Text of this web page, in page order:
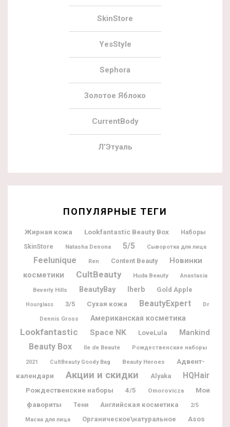
SkinStore
YesStyle
Sephora
Золотое Яблоко
CurrentBody
Л’Этуаль
ПОПУЛЯРНЫЕ ТЕГИ
Жирная кожа Lookfantastic Beauty Box
Наборы
SkinStore
Natasha Denona 5/5 Сыворотка для лица
Feelunique Ren Content Beauty
Новинки
косметики
CultBeauty Huda Beauty Anastasia
Beverly Hills BeautyBay Iherb Gold Apple
Hourglass 3/5 Сухая кожа BeautyExpert
Dr
Dennis Gross
Американская косметика
Lookfantastic Space NK LoveLula Mankind
Beauty Box Ile de Beaute Рождественские наборы
2021 CultBeauty Goody Bag Beauty Heroes
Адвент-
календари
Акции и скидки Alyaka HQHair
Рождественские наборы 4/5 Omorovicza
Мои
фавориты
Тени Английская косметика 2/5
Маска для лица Органическое\натуральное Asos